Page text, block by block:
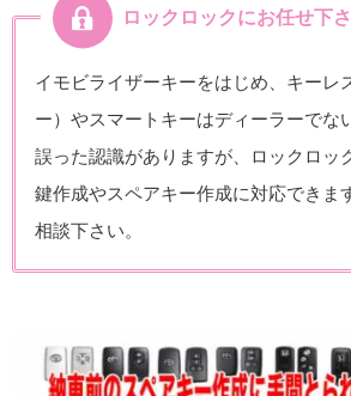
ロックロックにお任せ下さ
イモビライザーキーをはじめ、キーレ
ー）やスマートキーはディーラーでな
誤った認識がありますが、ロックロッ
鍵作成やスペアキー作成に対応できま
相談下さい。